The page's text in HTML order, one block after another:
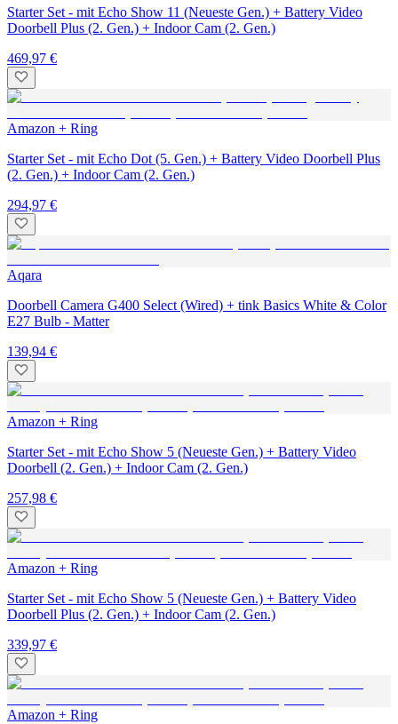
Starter Set - mit Echo Show 11 (Neueste Gen.) + Battery Video
Doorbell Plus (2. Gen.) + Indoor Cam (2. Gen.)
469,97 €
Amazon + Ring
Starter Set - mit Echo Dot (5. Gen.) + Battery Video Doorbell Plus
(2. Gen.) + Indoor Cam (2. Gen.)
294,97 €
Aqara
Doorbell Camera G400 Select (Wired) + tink Basics White & Color
E27 Bulb - Matter
139,94 €
Amazon + Ring
Starter Set - mit Echo Show 5 (Neueste Gen.) + Battery Video
Doorbell (2. Gen.) + Indoor Cam (2. Gen.)
257,98 €
Amazon + Ring
Starter Set - mit Echo Show 5 (Neueste Gen.) + Battery Video
Doorbell Plus (2. Gen.) + Indoor Cam (2. Gen.)
339,97 €
Amazon + Ring